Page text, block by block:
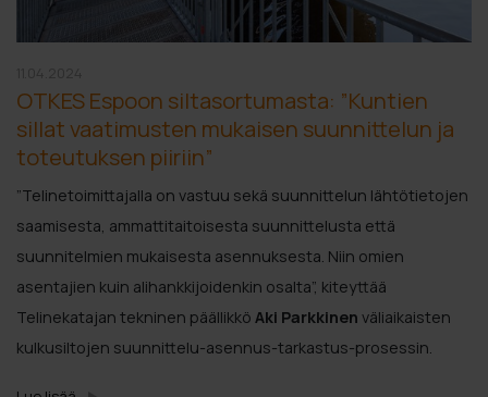
OTKES Espoon siltasortumasta: ”Kuntien
sillat vaatimusten mukaisen suunnittelun ja
toteutuksen piiriin”
”Telinetoimittajalla on vastuu sekä suunnittelun lähtötietojen
saamisesta, ammattitaitoisesta suunnittelusta että
suunnitelmien mukaisesta asennuksesta. Niin omien
asentajien kuin alihankkijoidenkin osalta”, kiteyttää
Telinekatajan tekninen päällikkö Aki Parkkinen väliaikaisten
kulkusiltojen suunnittelu-asennus-tarkastus-prosessin.